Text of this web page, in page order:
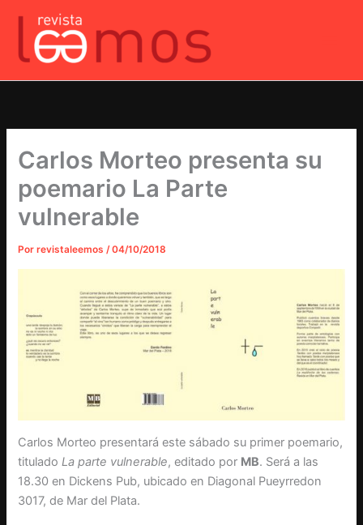
contenido
Carlos Morteo presenta su
poemario La Parte
vulnerable
Porrevistaleemos/04/10/2018
Carlos Morteo presentará este sábado su primer poemario,
titulado La parte vulnerable, editado por MB. Será a las
18.30 en Dickens Pub, ubicado en Diagonal Pueyrredon
3017, de Mar del Plata.